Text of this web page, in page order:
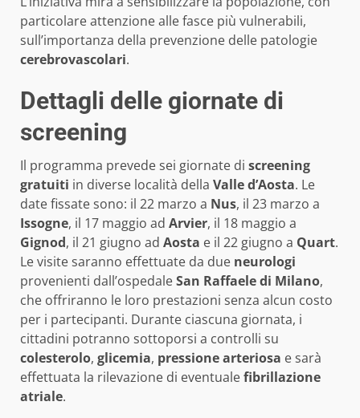
particolare attenzione alle fasce più vulnerabili,
sull’importanza della prevenzione delle patologie
cerebrovascolari.
Dettagli delle giornate di
screening
Il programma prevede sei giornate di screening
gratuiti in diverse località della Valle d’Aosta. Le
date fissate sono: il 22 marzo a Nus, il 23 marzo a
Issogne, il 17 maggio ad Arvier, il 18 maggio a
Gignod, il 21 giugno ad Aosta e il 22 giugno a Quart.
Le visite saranno effettuate da due neurologi
provenienti dall’ospedaleSan Raffaele di Milano,
che offriranno le loro prestazioni senza alcun costo
per i partecipanti. Durante ciascuna giornata, i
cittadini potranno sottoporsi a controlli su
colesterolo, glicemia, pressione arteriosa e sarà
effettuata la rilevazione di eventualefibrillazione
atriale.